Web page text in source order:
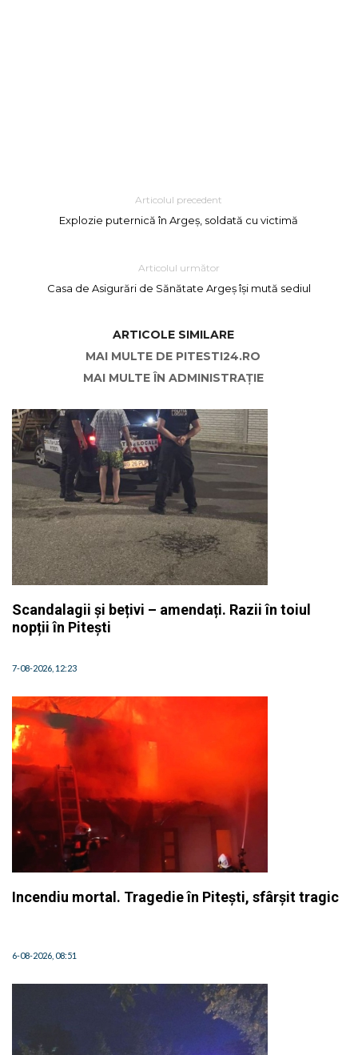
Articolul precedent
Explozie puternică în Argeș, soldată cu victimă
Articolul următor
Casa de Asigurări de Sănătate Argeș își mută sediul
ARTICOLE SIMILARE
MAI MULTE DE PITESTI24.RO
MAI MULTE ÎN ADMINISTRAȚIE
Scandalagii și bețivi – amendați. Razii în toiul
nopții în Pitești
7-08-2026, 12:23
Incendiu mortal. Tragedie în Pitești, sfârșit tragic
6-08-2026, 08:51